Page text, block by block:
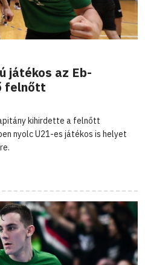
játékos az Eb-
felnőtt
kihirdette a felnőtt
nyolc U21-es játékos is helyet